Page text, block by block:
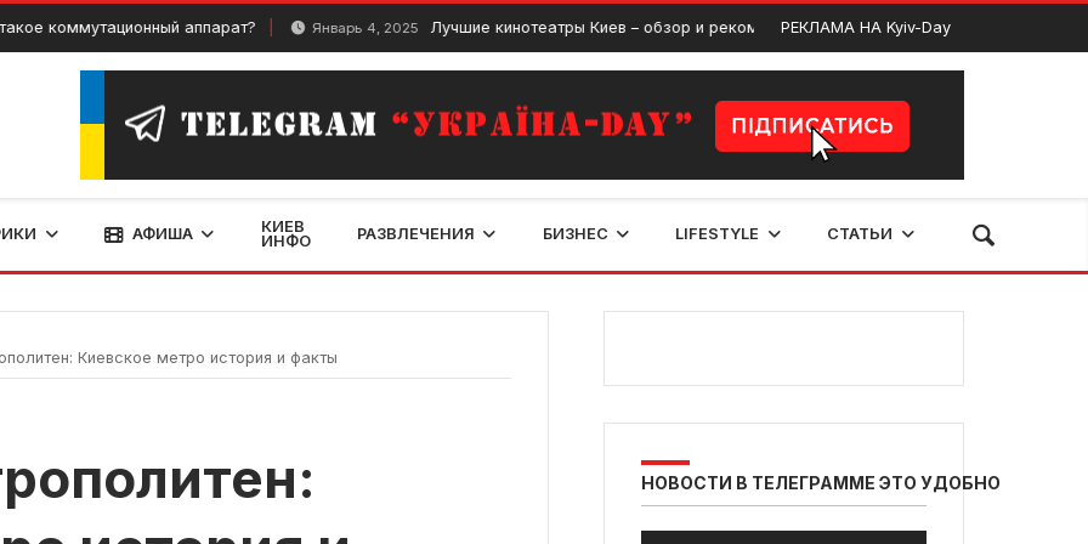
аппарат? Январь 4, 2025 Лучшие кинотеатры Киев – обзор и рекомендации Июнь 8, 2024 Киевский цирк –
РЕКЛАМА НА Kyiv-Day
АФИША
КИЕВ
ИНФО
РАЗВЛЕЧЕНИЯ БИЗНЕС LIFESTYLE СТАТЬИ
Киевское метро история и факты
НОВОСТИ В ТЕЛЕГРАММЕ ЭТО УДОБНО